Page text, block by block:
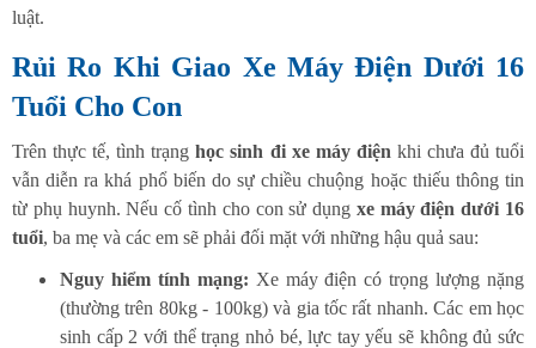
luật.
Rủi Ro Khi Giao Xe Máy Điện Dưới 16
Tuổi Cho Con
Trên thực tế, tình trạnghọc sinh đi xe máy điện khi chưa đủ tuổi
vẫn diễn ra khá phổ biến do sự chiều chuộng hoặc thiếu thông tin
từ phụ huynh. Nếu cố tình cho con sử dụng xe máy điện dưới 16
tuổi, ba mẹ và các em sẽ phải đối mặt với những hậu quả sau:
Nguy hiểm tính mạng: Xe máy điện có trọng lượng nặng
(thường trên 80kg - 100kg) và gia tốc rất nhanh. Các em học
sinh cấp 2 với thể trạng nhỏ bé, lực tay yếu sẽ không đủ sức